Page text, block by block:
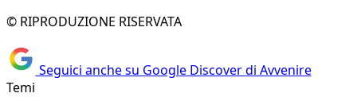
© RIPRODUZIONE RISERVATA
Seguici anche su Google Discover di Avvenire
Temi